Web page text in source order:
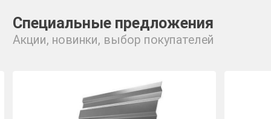
Специальные предложения
Акции, новинки, выбор покупателей